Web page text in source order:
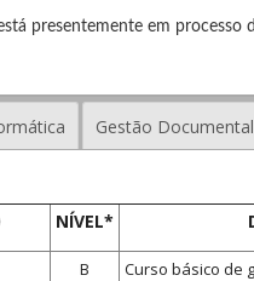
presentemente em processo
Gestão Documental
NÍVEL*
B Curso básico de